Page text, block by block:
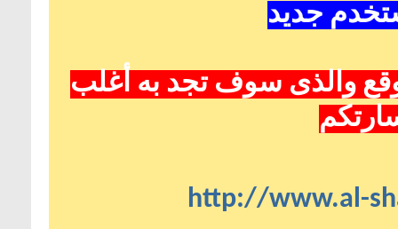
جديد
والذى سوف تجد به أغلب
http://www.al-